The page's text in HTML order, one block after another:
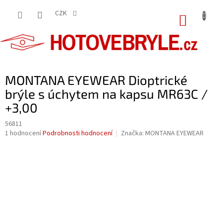
CZK
MONTANA EYEWEAR Dioptrické
brýle s úchytem na kapsu MR63C /
+3,00
56811
Průměrné
1 hodnoceníPodrobnosti hodnocení Značka: MONTANA EYEWEAR